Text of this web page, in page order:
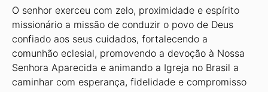
O senhor exerceu com zelo, proximidade e espírito
missionário a missão de conduzir o povo de Deus
confiado aos seus cuidados, fortalecendo a
comunhão eclesial, promovendo a devoção à Nossa
Senhora Aparecida e animando a Igreja no Brasil a
caminhar com esperança, fidelidade e compromisso